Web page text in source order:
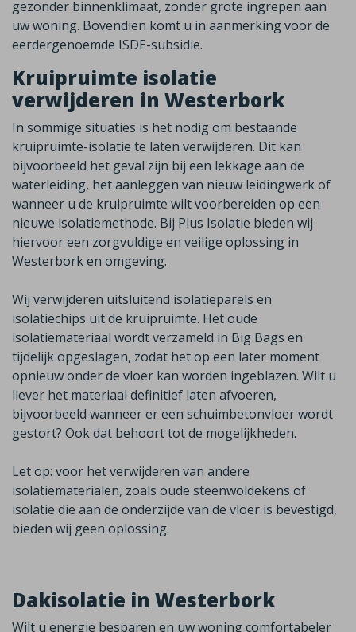
gezonder binnenklimaat, zonder grote ingrepen aan
uw woning. Bovendien komt u in aanmerking voor de
eerdergenoemde ISDE-subsidie.
Kruipruimte isolatie
verwijderen in Westerbork
In sommige situaties is het nodig om bestaande
kruipruimte-isolatie te laten verwijderen. Dit kan
bijvoorbeeld het geval zijn bij een lekkage aan de
waterleiding, het aanleggen van nieuw leidingwerk of
wanneer u de kruipruimte wilt voorbereiden op een
nieuwe isolatiemethode. Bij Plus Isolatie bieden wij
hiervoor een zorgvuldige en veilige oplossing in
Westerborken omgeving.
Wij verwijderen uitsluitend isolatieparels en
isolatiechips uit de kruipruimte. Het oude
isolatiemateriaal wordt verzameld in Big Bags en
tijdelijk opgeslagen, zodat het op een later moment
opnieuw onder de vloer kan worden ingeblazen. Wilt u
liever het materiaal definitief laten afvoeren,
bijvoorbeeld wanneer er een schuimbetonvloer wordt
gestort? Ook dat behoort tot de mogelijkheden.
Let op: voor het verwijderen van andere
isolatiematerialen, zoals oude steenwoldekens of
isolatie die aan de onderzijde van de vloer is bevestigd,
bieden wij geen oplossing.
Dakisolatie in Westerbork
Wilt u energie besparen en uw woning comfortabeler